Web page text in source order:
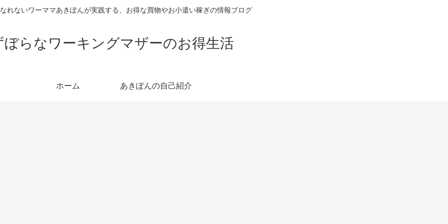
れないワーママあきぽんが実践する、お得な買物やお小遣い稼ぎの情報ブログ
ぼらなワーキングマザーのお得生活
ホーム あきぽんの自己紹介